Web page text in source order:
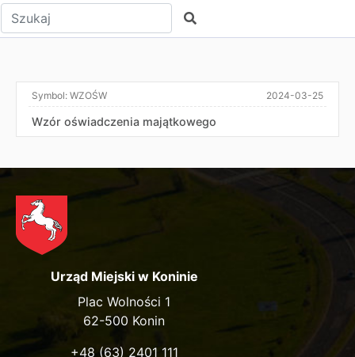
Wpisz tekst do wyszukania Szukaj
Symbol: WZOŚW 2024-03-25
Wzór oświadczenia majątkowego
Urząd Miejski w Koninie
Plac Wolności 1
62-500 Konin
+48 (63) 2401 111